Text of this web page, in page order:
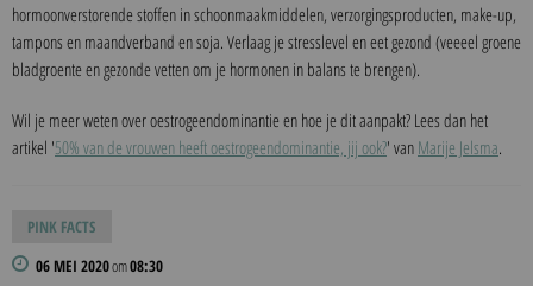
hormoonverstorende stoffen in schoonmaakmiddelen, verzorgingsproducten, make-up,
tampons en maandverband en soja. Verlaag je stresslevel en eet gezond (veeeel groene
bladgroente en gezonde vetten om je hormonen in balans te brengen).
Wil je meer weten over oestrogeendominantie en hoe je dit aanpakt? Lees dan het
artikel '50% van de vrouwen heeft oestrogeendominantie, jij ook?' van Marije Jelsma.
PINK FACTS
06 MEI 2020om08:30